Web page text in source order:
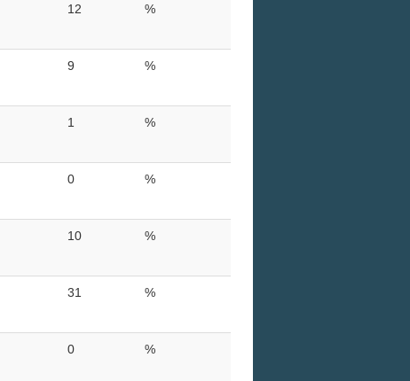
12 %
9 %
1 %
0 %
10 %
31 %
0 %